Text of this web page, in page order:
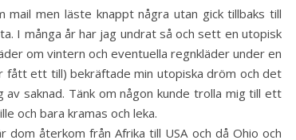
men läste knappt några utan gick tillbaks till
I många år har jag undrat så och sett en utopisk
om vintern och eventuella regnkläder under en
fått ett till) bekräftade min utopiska dröm och det
saknad. Tänk om någon kunde trolla mig till ett
och bara kramas och leka.
återkom från Afrika till USA och då Ohio och